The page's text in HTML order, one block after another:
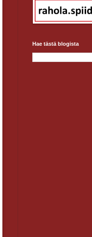
Hae tästä blogista